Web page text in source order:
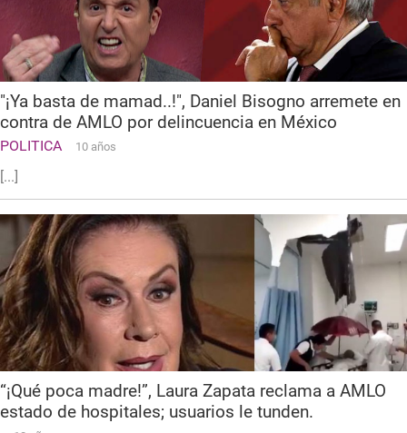
"¡Ya basta de mamad..!", Daniel Bisogno arremete en
contra de AMLO por delincuencia en México
POLITICA 10 años
[...]
“¡Qué poca madre!”, Laura Zapata reclama a AMLO
estado de hospitales; usuarios le tunden.